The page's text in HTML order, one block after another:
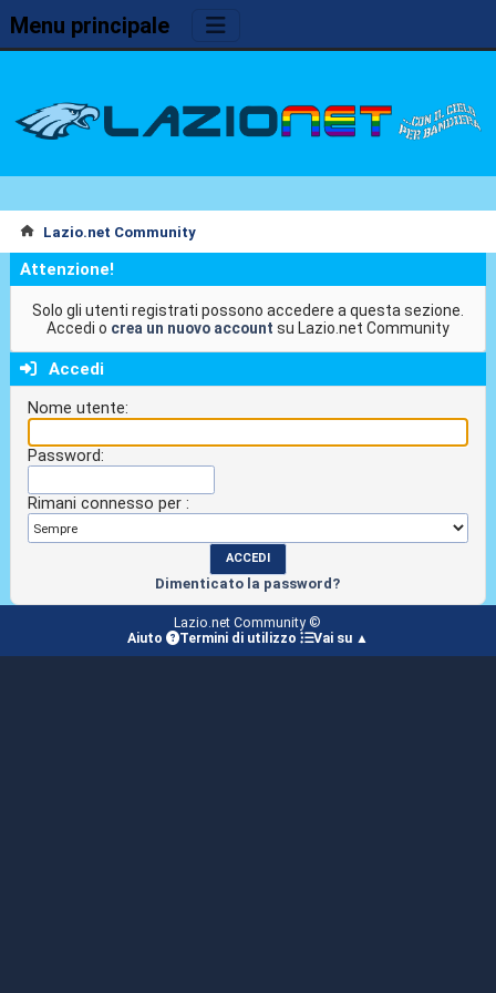
Menu principale
Lazio.net Community
Attenzione!
Solo gli utenti registrati possono accedere a questa sezione.
Accedi o crea un nuovo account su Lazio.net Community
Accedi
Nome utente:
Password:
Rimani connesso per :
Dimenticato la password?
Lazio.net Community ©
Aiuto
Termini di utilizzo Vai su ▲